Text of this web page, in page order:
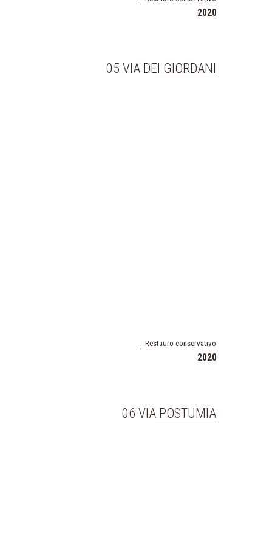
2020
05 VIA DEI GIORDANI
Restauro conservativo
2020
06 VIA POSTUMIA